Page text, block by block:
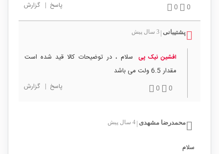
0
0 پاسخ | گزارش
پشتیبانی 3 سال پیش
افشین نیک پی سلام ، در توضیحات کالا قید شده است
مقدار 6.5 ولت می باشد
0
0 پاسخ | گزارش
محمدرضا مشهدی 4 سال پیش
سلام